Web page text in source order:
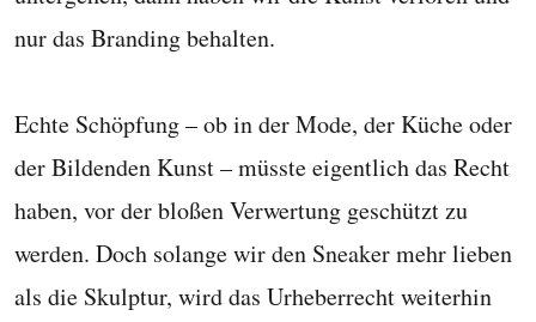
nur das Branding behalten.
Echte Schöpfung – ob in der Mode, der Küche oder
der Bildenden Kunst – müsste eigentlich das Recht
haben, vor der bloßen Verwertung geschützt zu
werden. Doch solange wir den Sneaker mehr lieben
als die Skulptur, wird das Urheberrecht weiterhin